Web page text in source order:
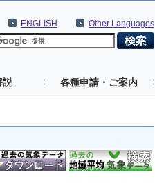
Other Languages
ENGLISH
説 各種申請・ご案内